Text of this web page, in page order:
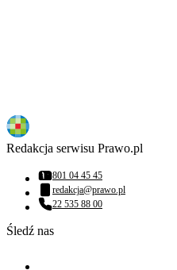
Redakcja serwisu Prawo.pl
Numer telefonu:
801 04 45 45
Adres email:
redakcja@prawo.pl
Numer telefonu:
22 535 88 00
Śledź nas